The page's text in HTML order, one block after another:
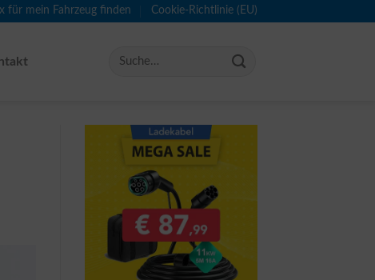
für mein Fahrzeug finden Cookie-Richtlinie (EU)